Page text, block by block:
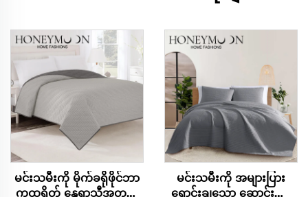
မင်းသမီးကို မိုက်ခရိုဖိုင်ဘာ
ကုထုရှိတ် နွေရာသီအတွက်
မင်းသမီးကို အများပြား
ရောင်းချသော ဆောင်းယာ